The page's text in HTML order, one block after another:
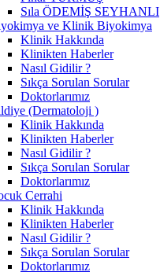
Sıla ÖDEMİŞ SEYHANLI
ve Klinik Biyokimya
Klinik Hakkında
Klinikten Haberler
Nasıl Gidilir ?
Sıkça Sorulan Sorular
Doktorlarımız
(Dermatoloji )
Klinik Hakkında
Klinikten Haberler
Nasıl Gidilir ?
Sıkça Sorulan Sorular
Doktorlarımız
Cerrahi
Klinik Hakkında
Klinikten Haberler
Nasıl Gidilir ?
Sıkça Sorulan Sorular
Doktorlarımız